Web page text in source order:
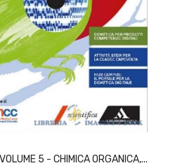
5 - CHIMICA ORGANICA,...
ACQUISTA